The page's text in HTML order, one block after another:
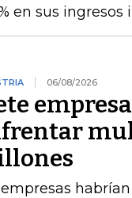
en sus ingresos
06/08/2026
empresas